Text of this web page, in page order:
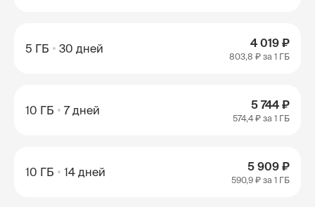
5 ГБ 30 дней 4 019 ₽
803,8 ₽ за 1 ГБ
10 ГБ 7 дней 5 744 ₽
574,4 ₽ за 1 ГБ
10 ГБ 14 дней 5 909 ₽
590,9 ₽ за 1 ГБ